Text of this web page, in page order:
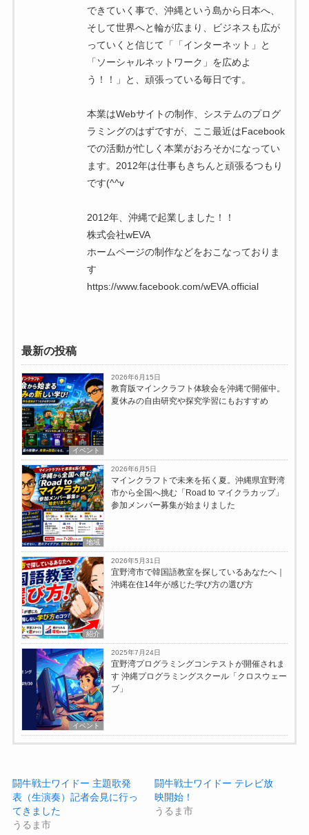
できていく事で、沖縄という島から日本へ、
そして世界へと輪が広まり、ビジネスも広が
っていくと信じて「「インターネット」と
「ソーシャルネットワーク」を広めよ
う！！」と、頑張っている毎日です。
本業はWebサイトの制作、システムのプログ
ラミングのはずですが、ここ最近はFacebook
での活動が忙しく本業がおろそかになってい
ます。2012年は仕事もきちんと頑張るつもり
です(^^v
2012年、沖縄で起業しました！！
株式会社wEVA
ホームページの制作などをおこなっておりま
す
https://www.facebook.com/wEVA.official
最新の投稿
イベント
2026年6月15日
教育版マインクラフト体験会を沖縄で開催中。
夏休みの自由研究や探究学習にもおすすめ
地域
2026年6月5日
マインクラフトで未来を拓く夏。沖縄県宜野湾
市から全国へ挑む「Road to マイクラカップ」
参加メンバー募集が始まりました
紹介
2026年5月31日
宜野湾市で韓国語教室を探しているあなたへ｜
沖縄在住14年が感じた学び方の選び方
イベント
2025年7月24日
宜野湾プログラミングコンテストが開催されま
す 沖縄プログラミングスクール「クロスウェー
ブ」
闘牛戦士ワイドー 主題歌発
表（生演奏）記者会見に行っ
てきました
うるま市
闘牛戦士ワイドー テレビ放
映開始！
うるま市